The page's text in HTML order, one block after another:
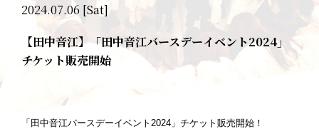
2024.07.06 [Sat]
【田中音江】「田中音江バースデーイベント2024」
チケット販売開始
「田中音江バースデーイベント2024」チケット販売開始！